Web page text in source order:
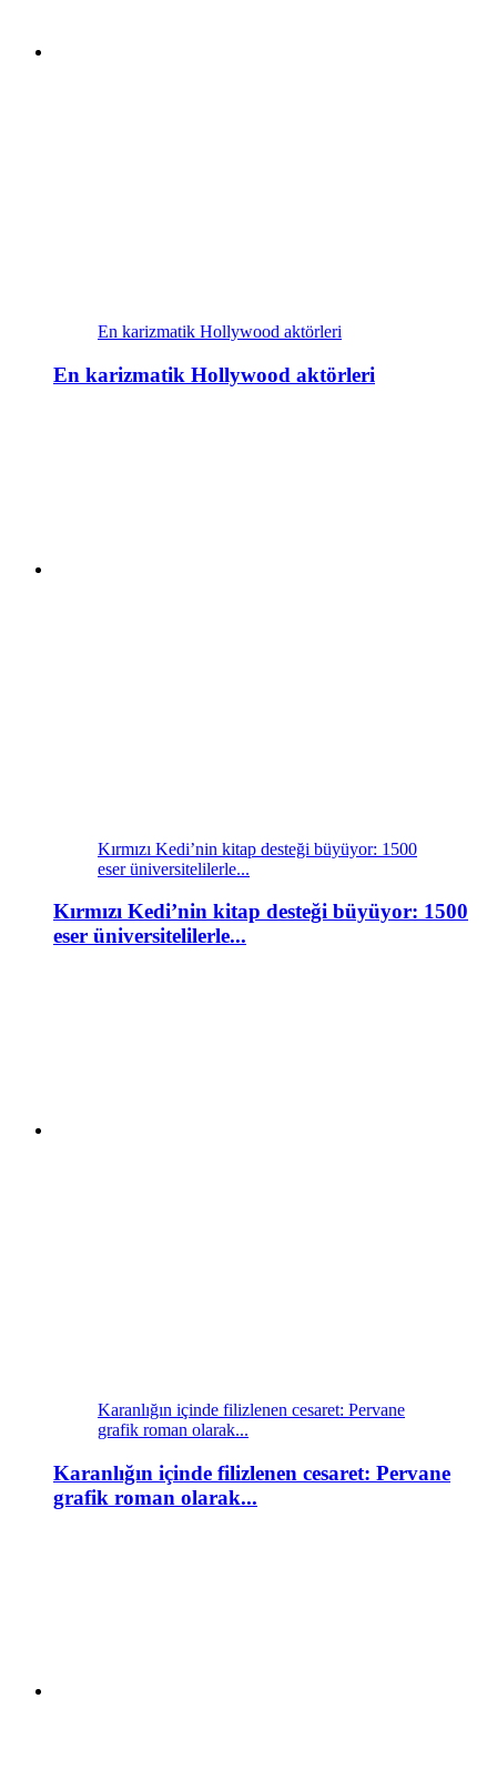
En karizmatik Hollywood aktörleri
En karizmatik Hollywood aktörleri
Kırmızı Kedi’nin kitap desteği büyüyor: 1500
eser üniversitelilerle...
Kırmızı Kedi’nin kitap desteği büyüyor: 1500
eser üniversitelilerle...
Karanlığın içinde filizlenen cesaret: Pervane
grafik roman olarak...
Karanlığın içinde filizlenen cesaret: Pervane
grafik roman olarak...